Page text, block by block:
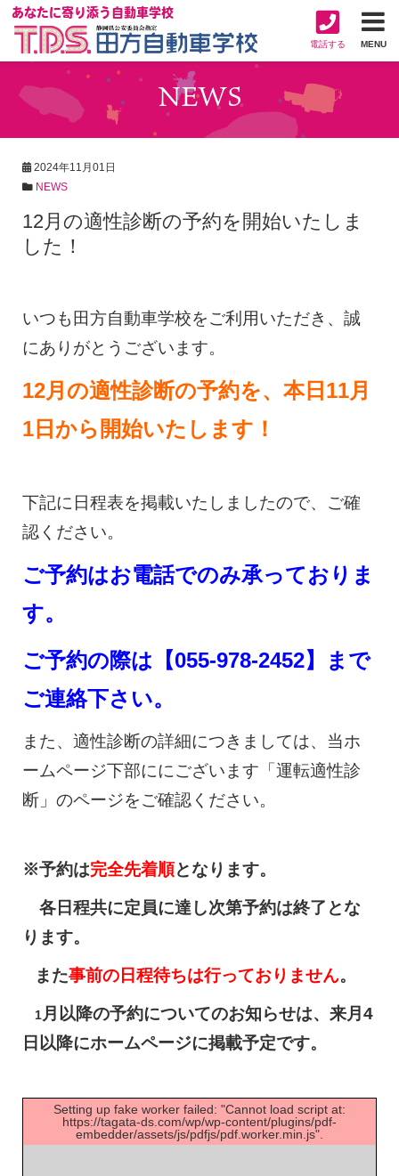
あなたに寄り添う自動車学校
MENU
電話する
NEWS
2024年11月01日
NEWS
12月の適性診断の予約を開始いたしま
した！
いつも田方自動車学校をご利用いただき、誠
にありがとうございます。
12月の適性診断の予約を、本日11月
1日から開始いたします！
下記に日程表を掲載いたしましたので、ご確
認ください。
ご予約はお電話でのみ承っておりま
す。
ご予約の際は【055-978-2452】まで
ご連絡下さい。
また、適性診断の詳細につきましては、当ホ
ームページ下部ににございます「運転適性診
断」のページをご確認ください。
※予約は完全先着順となります。
各日程共に定員に達し次第予約は終了とな
ります。
また事前の日程待ちは行っておりません。
1月以降の予約についてのお知らせは、来月4
日以降にホームページに掲載予定です。
Setting up fake worker failed: "Cannot load script at:
https://tagata-ds.com/wp/wp-content/plugins/pdf-
embedder/assets/js/pdfjs/pdf.worker.min.js".